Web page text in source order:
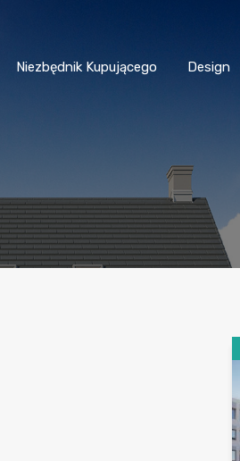
Niezbędnik Kupującego Design